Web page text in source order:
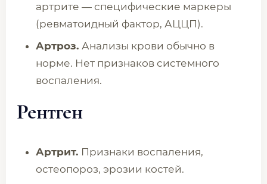
артрите — специфические маркеры
(ревматоидный фактор, АЦЦП).
Артроз. Анализы крови обычно в
норме. Нет признаков системного
воспаления.
Рентген
Артрит. Признаки воспаления,
остеопороз, эрозии костей.